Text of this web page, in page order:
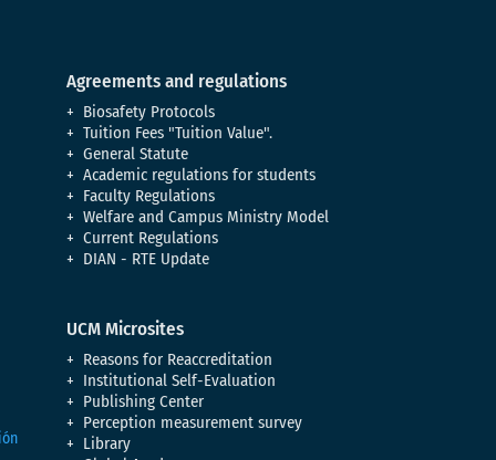
Agreements and regulations
Biosafety Protocols
Tuition Fees "Tuition Value".
General Statute
Academic regulations for students
Faculty Regulations
Welfare and Campus Ministry Model
Current Regulations
DIAN - RTE Update
UCM Microsites
Reasons for Reaccreditation
Institutional Self-Evaluation
Publishing Center
Perception measurement survey
Library